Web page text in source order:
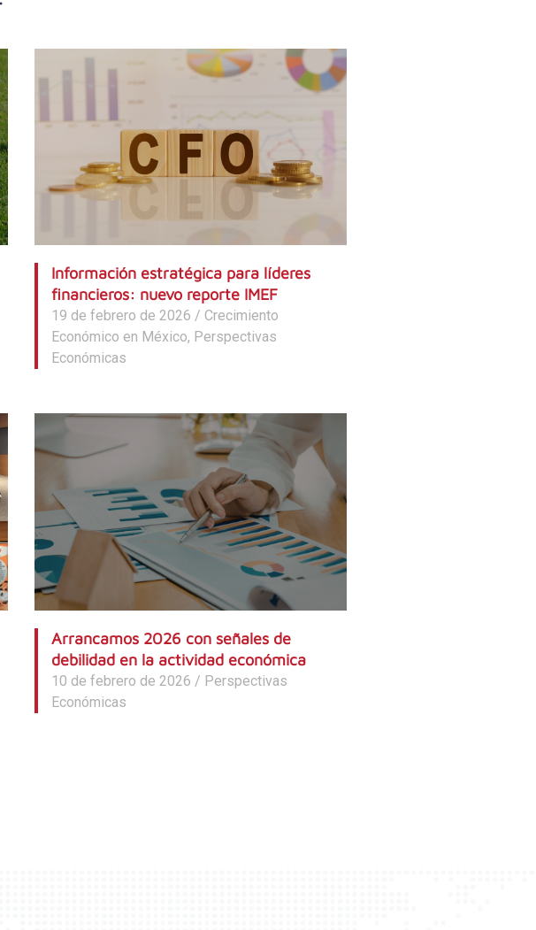
Información estratégica para líderes
financieros: nuevo reporte IMEF
19 de febrero de 2026 / Crecimiento
Económico en México, Perspectivas
Económicas
Arrancamos 2026 con señales de
debilidad en la actividad económica
10 de febrero de 2026 / Perspectivas
Económicas